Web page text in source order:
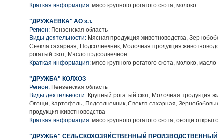
Краткая информация: мясо крупного рогатого скота, молоко
"ДРУЖАЕВКА" АО з.т.
Регион: Пензенская область
Виды деятельности: Мясная продукция животноводства,
Свекла сахарная, Подсолнечник, Молочная продукция
рогатый скот, Масло подсолнечное
Краткая информация: мясо крупного рогатого скота, молоко,
"ДРУЖБА" КОЛХОЗ
Регион: Пензенская область
Виды деятельности: Крупный рогатый скот, Молочная продукция
Овощи, Картофель, Подсолнечник, Свекла сахарная,
продукция животноводства
Краткая информация: мясо крупного рогатого скота, овощи
"ДРУЖБА" СЕЛЬСКОХОЗЯЙСТВЕННЫЙ ПРОИЗВОДСТВЕННЫЙ